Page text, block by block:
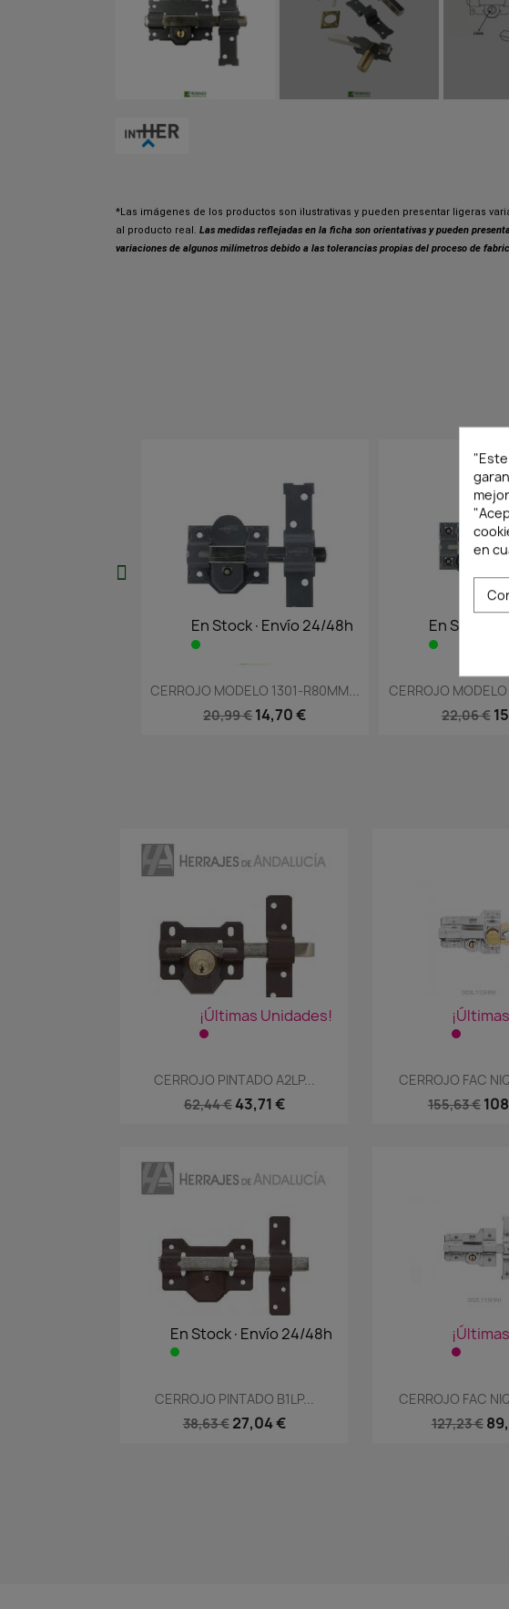
*Las imágenes de los productos son ilustrativas y pueden presentar ligeras
al producto real. Las medidas reflejadas en la ficha son orientativas y pueden
variaciones de algunos milímetros debido a las tolerancias propias del proceso de
MODELO 1301-R80MM...
En Stock·Envío 24/48h
 Vista rápida
CERROJO MODELO 1301-L80MM...
22,06 €
¡Últimas Unidades!
Vista rápida
CERROJO PINTADO A2LP...
62,44 € 43,71 €
Vista
CERROJO FAC
155,63 €
En Stock·Envío 24/48h
 Vista rápida
CERROJO PINTADO B1LP...
38,63 € 27,04 €
Vista
CERROJO FAC
127,23 €
en